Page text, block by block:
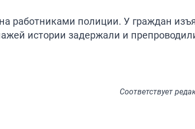
работниками полиции. У граждан
истории задержали и
Соответствует